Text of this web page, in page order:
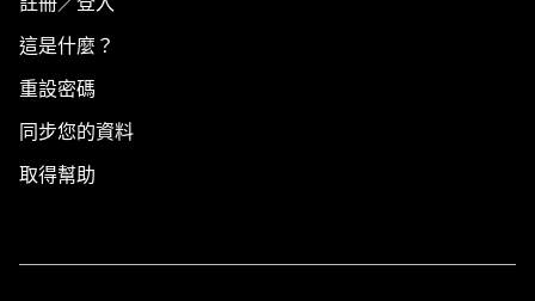
這是什麼？
重設密碼
同步您的資料
取得幫助